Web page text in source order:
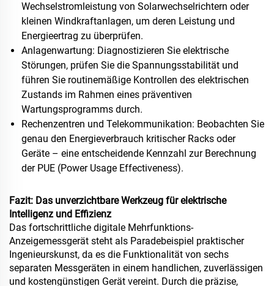
Wechselstromleistung von Solarwechselrichtern oder
kleinen Windkraftanlagen, um deren Leistung und
Energieertrag zu überprüfen.
Anlagenwartung: Diagnostizieren Sie elektrische
Störungen, prüfen Sie die Spannungsstabilität und
führen Sie routinemäßige Kontrollen des elektrischen
Zustands im Rahmen eines präventiven
Wartungsprogramms durch.
Rechenzentren und Telekommunikation: Beobachten Sie
genau den Energieverbrauch kritischer Racks oder
Geräte – eine entscheidende Kennzahl zur Berechnung
der PUE (Power Usage Effectiveness).
Fazit: Das unverzichtbare Werkzeug für elektrische
Intelligenz und Effizienz
Das fortschrittliche digitale Mehrfunktions-
Anzeigemessgerät steht als Paradebeispiel praktischer
Ingenieurskunst, da es die Funktionalität von sechs
separaten Messgeräten in einem handlichen, zuverlässigen
und kostengünstigen Gerät vereint. Durch die präzise,